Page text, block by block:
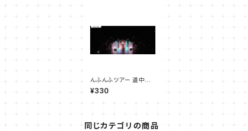
んふんふツアー 道中オ
フムービー02
¥330
同じカテゴリの商品